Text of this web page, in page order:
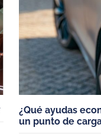
¿Qué ayudas
un punto de
Y